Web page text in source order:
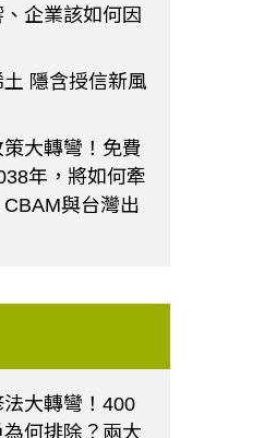
企業該如何因
隱含授信新風
大轉彎！免費
年，將如何牽
與台灣出
大轉彎！400
何排除？兩大